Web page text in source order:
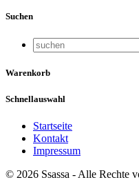
Suchen
Warenkorb
Schnellauswahl
Startseite
Kontakt
Impressum
© 2026 Ssassa - Alle Rechte